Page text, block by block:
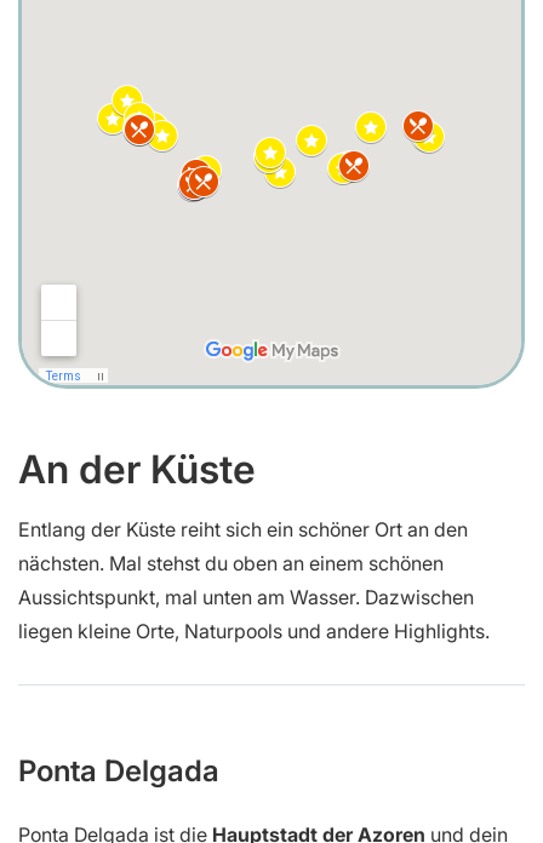
An der Küste
Entlang der Küste reiht sich ein schöner Ort an den
nächsten. Mal stehst du oben an einem schönen
Aussichtspunkt, mal unten am Wasser. Dazwischen
liegen kleine Orte, Naturpools und andere Highlights.
Ponta Delgada
Ponta Delgada ist die Hauptstadt der Azoren und dein